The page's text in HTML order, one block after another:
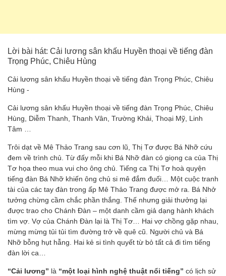
Lời bài hát: Cải lương sân khấu Huyền thoại về tiếng đàn
Trọng Phúc, Chiêu Hùng
Cải lương sân khấu Huyền thoại về tiếng đàn Trọng Phúc, Chiêu
Hùng -
Cải lương sân khấu Huyền thoại về tiếng đàn Trọng Phúc, Chiêu
Hùng, Diễm Thanh, Thanh Vân, Trường Khải, Thoại Mỹ, Linh
Tâm …
Trôi dạt về Mê Thảo Trang sau cơn lũ, Thị Tơ được Bá Nhỡ cứu
đem về trình chủ. Từ đấy mỗi khi Bá Nhỡ đàn có giọng ca của Thị
Tơ họa theo mua vui cho ông chủ. Tiếng ca Thị Tơ hoà quyện
tiếng đàn Bá Nhỡ khiến ông chủ si mê đắm đuối… Một cuộc tranh
tài của các tay đàn trong ấp Mê Thảo Trang được mở ra. Bá Nhở
tưởng chừng cầm chắc phần thắng. Thế nhưng giải thưởng lại
được trao cho Chánh Đàn – một danh cầm giả dạng hành khách
tìm vợ. Vợ của Chánh Đàn lại là Thị Tơ… Hai vợ chồng gặp nhau,
mừng mừng tủi tủi tìm đường trở về quê cũ. Người chủ và Bá
Nhỡ bỗng hụt hẫng. Hai kẻ si tình quyết từ bỏ tất cả đi tìm tiếng
đàn lời ca…
“Cải lương” là “một loại hình nghệ thuật nổi tiếng” có lịch sử